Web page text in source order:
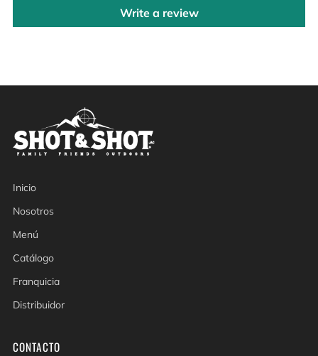
Write a review
Inicio
Nosotros
Menú
Catálogo
Franquicia
Distribuidor
CONTACTO